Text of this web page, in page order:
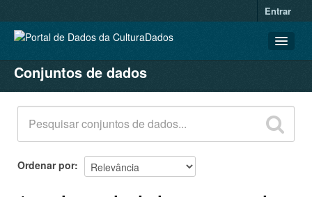
Entrar
CONJUNTOS DE DADOS
ORGANIZAÇÕES
GRUPOS
SOBRE
Conjuntos de dados
Ordenar por